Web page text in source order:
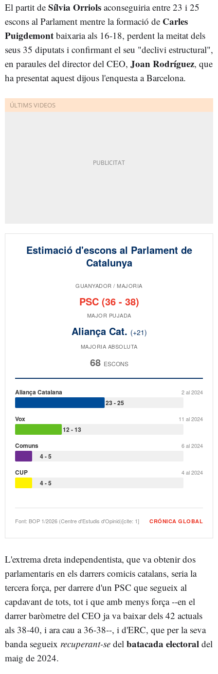
El partit de Sílvia Orriols aconseguiria entre 23 i 25
escons al Parlament mentre la formació de Carles
Puigdemont baixaria als 16-18, perdent la meitat dels
seus 35 diputats i confirmant el seu "declivi estructural",
en paraules del director del CEO, Joan Rodríguez, que
ha presentat aquest dijous l'enquesta a Barcelona.
Estimació d'escons al Parlament de
Catalunya
GUANYADOR / MAJORIA
PSC (36 - 38)
MAJOR PUJADA
Aliança Cat. (+21)
MAJORIA ABSOLUTA
68 ESCONS
42 al 2024
20 al 2024
35 al 2024
15 al 2024
Aliança Catalana 2 al 2024
23 - 25
Vox
11 al 2024
12 - 13
Comuns
6 al 2024
4 - 5
CUP
4 al 2024
4 - 5
Font: BOP 1/2026 (Centre d'Estudis d'Opinió)[cite: 1] CRÓNICA GLOBAL
L'extrema dreta independentista, que va obtenir dos
parlamentaris en els darrers comicis catalans, seria la
tercera força, per darrere d'un PSC que segueix al
capdavant de tots, tot i que amb menys força --en el
darrer baròmetre del CEO ja va baixar dels 42 actuals
als 38-40, i ara cau a 36-38--, i d'ERC, que per la seva
banda segueix recuperant-se del batacada electoral del
maig de 2024.